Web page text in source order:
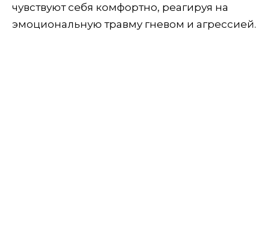
чувствуют себя комфортно, реагируя на
эмоциональную травму гневом и агрессией.